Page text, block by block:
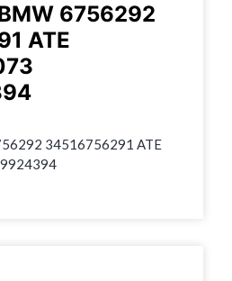
6756292
ATE
34516756291 ATE